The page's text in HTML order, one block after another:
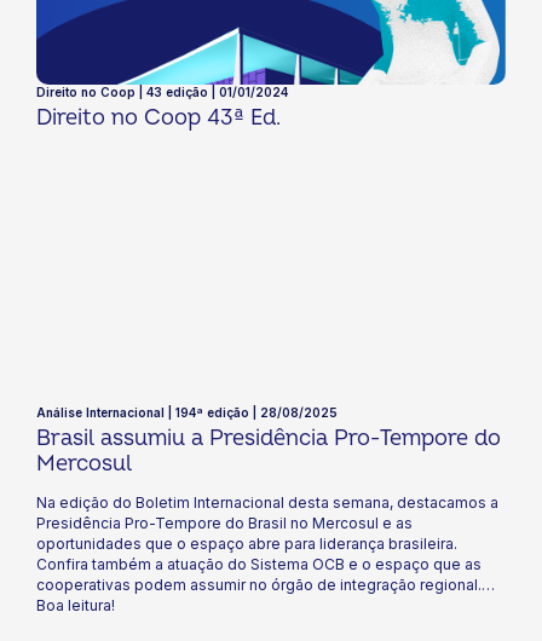
Direito no Coop | 43 edição | 01/01/2024
Direito no Coop 43ª Ed.
Análise Internacional | 194ª edição | 28/08/2025
Brasil assumiu a Presidência Pro-Tempore do
Mercosul
Na edição do Boletim Internacional desta semana, destacamos a
Presidência Pro-Tempore do Brasil no Mercosul e as
oportunidades que o espaço abre para liderança brasileira.
Confira também a atuação do Sistema OCB e o espaço que as
cooperativas podem assumir no órgão de integração regional.
Boa leitura!